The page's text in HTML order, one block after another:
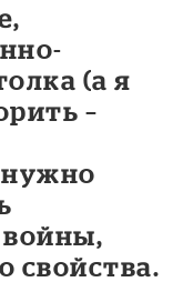
(а я
–
нужно
войны,
свойства.